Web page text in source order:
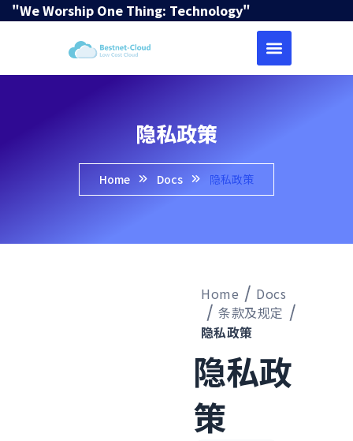
"We Worship One Thing: Technology"
隐私政策
Home Docs 隐私政策
Home
Docs
条款及规定
隐私政策
隐私政
策